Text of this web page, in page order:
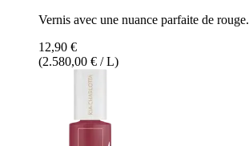
Vernis avec une nuance parfaite de rouge.
12,90 €
(2.580,00 € / L)